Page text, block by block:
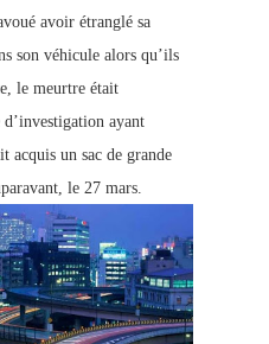
avoir étranglé sa
son véhicule alors qu’ils
le meurtre était
ayant
acquis un sac de grande
le 27 mars.